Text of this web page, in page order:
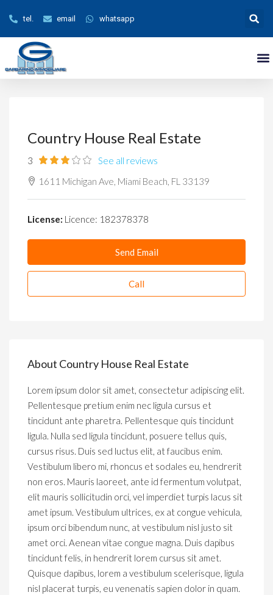
tel. email whatsapp
Country House Real Estate
3
See all reviews
1611 Michigan Ave, Miami Beach, FL 33139
License: Licence: 182378378
Send Email
Call
About Country House Real Estate
Lorem ipsum dolor sit amet, consectetur adipiscing elit.
Pellentesque pretium enim nec ligula cursus et
tincidunt ante pharetra. Pellentesque quis tincidunt
ligula. Nulla sed ligula tincidunt, posuere tellus quis,
cursus risus. Duis sed luctus elit, at faucibus enim.
Vestibulum libero mi, rhoncus et sodales eu, hendrerit
non eros. Mauris laoreet, ante id fermentum volutpat,
elit mauris sollicitudin orci, vel imperdiet turpis lacus sit
amet ipsum. Vestibulum ultrices, ex at congue vehicula,
ipsum orci bibendum nunc, at vestibulum nisl justo sit
amet orci. Aenean vitae congue magna. Duis dapibus
tincidunt felis, in hendrerit lorem cursus sit amet.
Quisque dapibus, lorem a vestibulum scelerisque, ligula
nisl placerat turpis, eu venenatis sapien dolor in quam.